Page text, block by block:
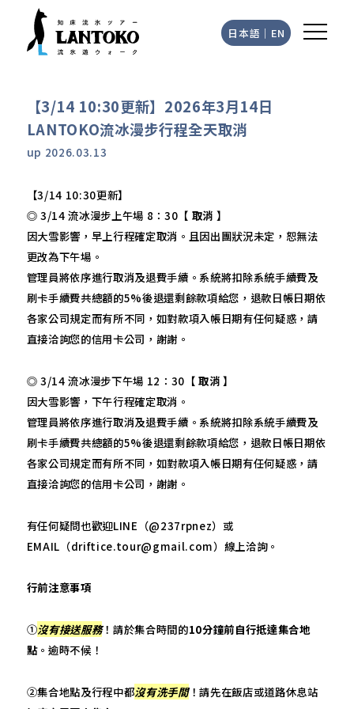
日本語 ｜ EN
【3/14 10:30更新】2026年3月14日
LANTOKO流冰漫步行程全天取消
up 2026.03.13
【3/14 10:30更新】
◎ 3/14 流冰漫步上午場 8：30【 取消 】
因大雪影響，早上行程確定取消。且因出團狀況未定，恕無法
更改為下午場。
管理員將依序進行取消及退費手續。系統將扣除系統手續費及
刷卡手續費共總額的5%後退還剩餘款項給您，退款日帳日期依
各家公司規定而有所不同，如對款項入帳日期有任何疑惑，請
直接洽詢您的信用卡公司，謝謝。
◎ 3/14 流冰漫步下午場 12：30【取消 】
因大雪影響，下午行程確定取消。
管理員將依序進行取消及退費手續。系統將扣除系統手續費及
刷卡手續費共總額的5%後退還剩餘款項給您，退款日帳日期依
各家公司規定而有所不同，如對款項入帳日期有任何疑惑，請
直接洽詢您的信用卡公司，謝謝。
有任何疑問也歡迎LINE（@237rpnez）或
EMAIL（driftice.tour@gmail.com）線上洽詢。
行前注意事項
①沒有接送服務！請於集合時間的10分鐘前自行抵達集合地
點。逾時不候！
②集合地點及行程中都沒有洗手間！請先在飯店或道路休息站